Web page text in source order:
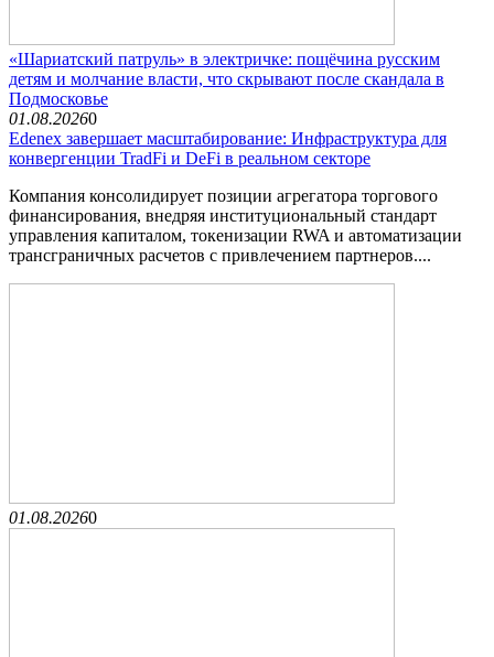
«Шариатский патруль» в электричке: пощёчина русским
детям и молчание власти, что скрывают после скандала в
Подмосковье
01.08.20260
Edenex завершает масштабирование: Инфраструктура для
конвергенции TradFi и DeFi в реальном секторе
Компания консолидирует позиции агрегатора торгового
финансирования, внедряя институциональный стандарт
управления капиталом, токенизации RWA и автоматизации
трансграничных расчетов с привлечением партнеров....
01.08.20260